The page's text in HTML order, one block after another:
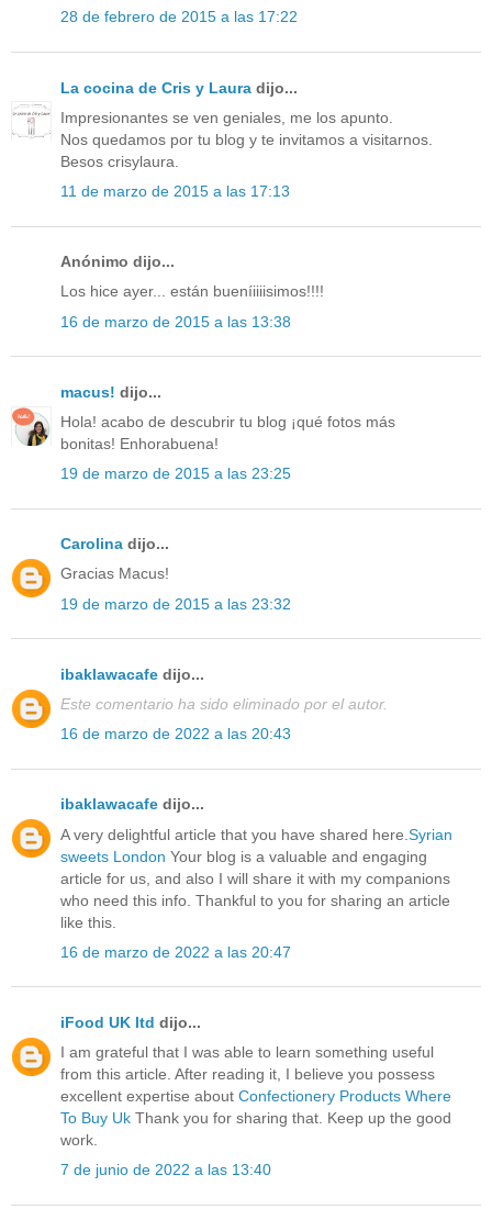
28 de febrero de 2015 a las 17:22
La cocina de Cris y Laura dijo...
Impresionantes se ven geniales, me los apunto.
Nos quedamos por tu blog y te invitamos a visitarnos.
Besos crisylaura.
11 de marzo de 2015 a las 17:13
Anónimo dijo...
Los hice ayer... están bueníiiiisimos!!!!
16 de marzo de 2015 a las 13:38
macus! dijo...
Hola! acabo de descubrir tu blog ¡qué fotos más
bonitas! Enhorabuena!
19 de marzo de 2015 a las 23:25
Carolina dijo...
Gracias Macus!
19 de marzo de 2015 a las 23:32
ibaklawacafe dijo...
Este comentario ha sido eliminado por el autor.
16 de marzo de 2022 a las 20:43
ibaklawacafe dijo...
A very delightful article that you have shared here. Syrian
sweets London Your blog is a valuable and engaging
article for us, and also I will share it with my companions
who need this info. Thankful to you for sharing an article
like this.
16 de marzo de 2022 a las 20:47
iFood UK ltd dijo...
I am grateful that I was able to learn something useful
from this article. After reading it, I believe you possess
excellent expertise about Confectionery Products Where
To Buy Uk Thank you for sharing that. Keep up the good
work.
7 de junio de 2022 a las 13:40